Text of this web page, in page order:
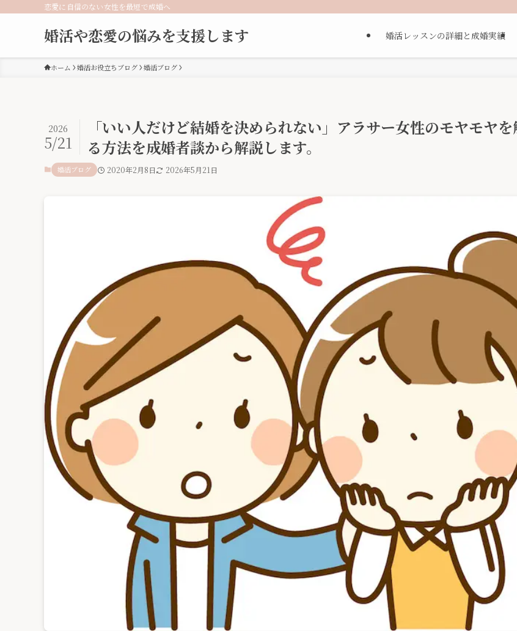
恋愛に自信のない女性を最短で成婚へ
婚活や恋愛の悩みを支援します 婚活レッスンの詳細と成婚実績
ホーム 婚活お役立ちブログ 婚活ブログ
「いい人だけど結婚を決められない」アラサー女性のモヤモヤ
る方法を成婚者談から解説します。
2026
5/21
婚活ブログ 2020年2月8日 2026年5月21日